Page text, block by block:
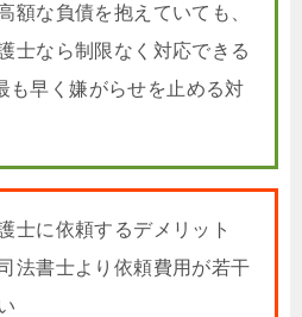
高額な負債を抱えていても、
士なら制限なく対応できる
も早く嫌がらせを止める対
士に依頼するデメリット
司法書士より依頼費用が若干